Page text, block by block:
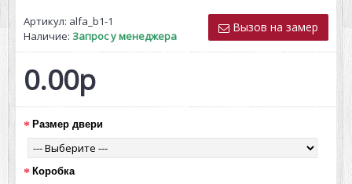
Вызов на замер
Артикул: alfa_b1-1
Наличие: Запрос у менеджера
0.00р
Размер двери
Коробка